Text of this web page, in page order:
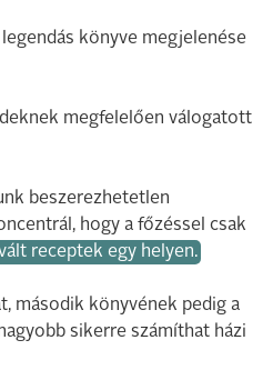
könyve megjelenése
megfelelően válogatott
beszerezhetetlen
hogy a főzéssel csak
receptek egy helyen.
második könyvének pedig a
sikerre számíthat házi